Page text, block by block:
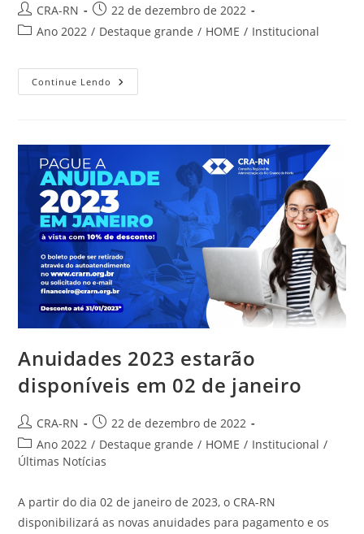
Autor
do
CRA-RN
Post
publicado:
22 de dezembro de 2022
Categoria
Ano 2022 / Destaque grande / HOME / Institucional
Continue Lendo FELIZ
NATAL!
Anuidades 2023 estarão
disponíveis em 02 de janeiro
Autor
do
post:
CRA-RN
Post
publicado:
22 de dezembro de 2022
Categoria
do
Ano 2022 / Destaque grande / HOME / Institucional /
Últimas Notícias
A partir do dia 02 de janeiro de 2023, o CRA-RN
disponibilizará as novas anuidades para pagamento e os